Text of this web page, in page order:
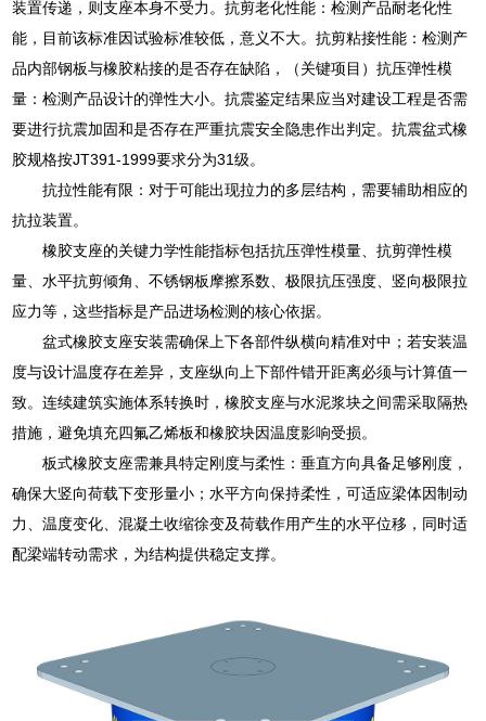
装置传递，则支座本身不受力。抗剪老化性能：检测产品耐老化性
能，目前该标准因试验标准较低，意义不大。抗剪粘接性能：检测产
品内部钢板与橡胶粘接的是否存在缺陷，（关键项目）抗压弹性模
量：检测产品设计的弹性大小。抗震鉴定结果应当对建设工程是否需
要进行抗震加固和是否存在严重抗震安全隐患作出判定。抗震盆式橡
胶规格按JT391-1999要求分为31级。
抗拉性能有限：对于可能出现拉力的多层结构，需要辅助相应的
抗拉装置。
橡胶支座的关键力学性能指标包括抗压弹性模量、抗剪弹性模
量、水平抗剪倾角、不锈钢板摩擦系数、极限抗压强度、竖向极限拉
应力等，这些指标是产品进场检测的核心依据。
盆式橡胶支座安装需确保上下各部件纵横向精准对中；若安装温
度与设计温度存在差异，支座纵向上下部件错开距离必须与计算值一
致。连续建筑实施体系转换时，橡胶支座与水泥浆块之间需采取隔热
措施，避免填充四氟乙烯板和橡胶块因温度影响受损。
板式橡胶支座需兼具特定刚度与柔性：垂直方向具备足够刚度，
确保大竖向荷载下变形量小；水平方向保持柔性，可适应梁体因制动
力、温度变化、混凝土收缩徐变及荷载作用产生的水平位移，同时适
配梁端转动需求，为结构提供稳定支撑。